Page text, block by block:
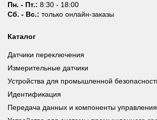
Пн. - Пт.: 8:30 - 18:00
Сб. - Вс.: только онлайн-заказы
Каталог
Датчики переключения
Измерительные датчики
Устройства для промышленной
Идентификация
Передача данных и компоненты управления